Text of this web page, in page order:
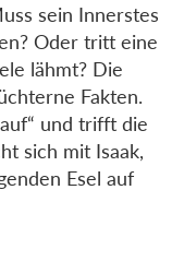
sein Innerstes
Oder tritt eine
lähmt? Die
Fakten.
und trifft die
sich mit Isaak,
Esel auf